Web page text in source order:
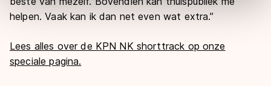
Door op ‘Toestaan’ te klikken, stemt u in met deze
overdracht. Meer informatie vindt u in onscookiebeleid
helpen. Vaak kan ik dan net even wat extra.”
Lees alles over de KPN NK shorttrack op onze
speciale pagina.